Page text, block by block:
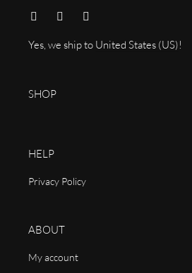
Yes, we ship to United States (US)!
SHOP
HELP
Privacy Policy
ABOUT
My account